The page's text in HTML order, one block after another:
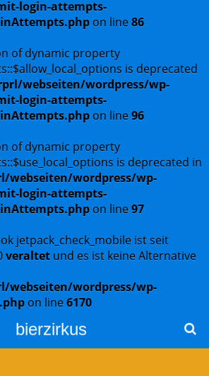
login-attempts-
on line86
of dynamic property
is deprecated
webseiten/wordpress/wp-
login-attempts-
on line96
of dynamic property
is deprecated in
webseiten/wordpress/wp-
login-attempts-
on line97
jetpack_check_mobile ist seit
veraltet und es ist keine Alternative
webseiten/wordpress/wp-
on line6170
bierzirkus